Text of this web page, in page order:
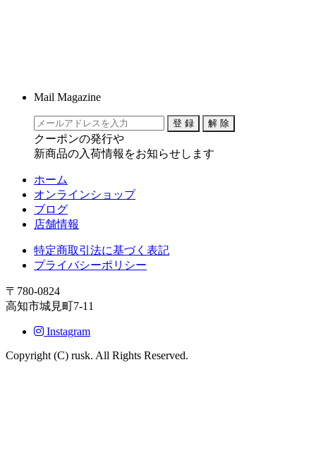
Mail Magazine
クーポンの発行や
新商品の入荷情報をお知らせします
ホーム
オンラインショップ
ブログ
店舗情報
特定商取引法に基づく表記
プライバシーポリシー
〒780-0824
高知市城見町7-11
Instagram
Copyright (C) rusk. All Rights Reserved.